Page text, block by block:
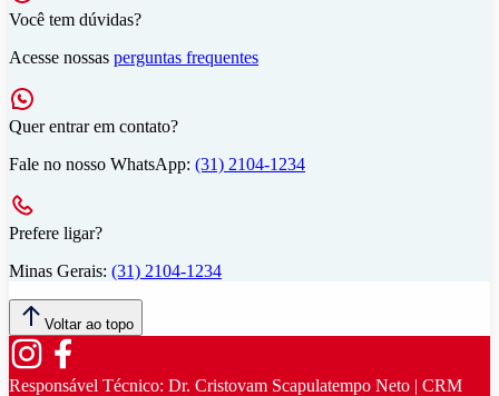
Você tem dúvidas?
Acesse nossas perguntas frequentes
Quer entrar em contato?
Fale no nosso WhatsApp: (31) 2104-1234
Prefere ligar?
Minas Gerais: (31) 2104-1234
Voltar ao topo
Responsável Técnico: Dr. Cristovam Scapulatempo Neto | CRM